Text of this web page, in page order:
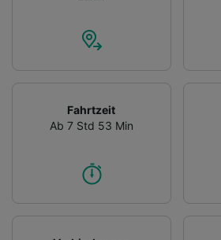
Fahrtzeit
Ab 7 Std 53 Min